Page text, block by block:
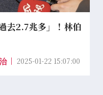
去2.7兆多」！林伯
2025-01-22 15:07:00